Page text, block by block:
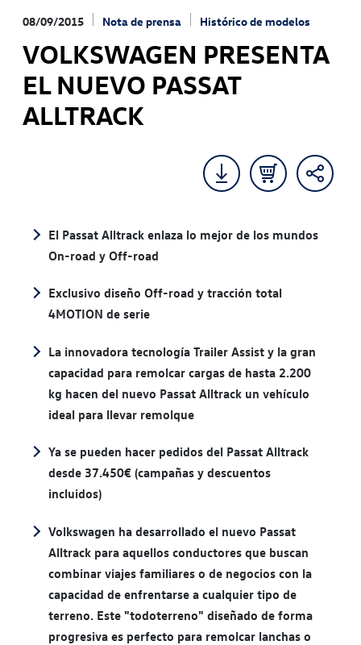
08/09/2015 Nota de prensa Histórico de modelos
VOLKSWAGEN PRESENTA
EL NUEVO PASSAT
ALLTRACK
El Passat Alltrack enlaza lo mejor de los mundos
On-road y Off-road
Exclusivo diseño Off-road y tracción total
4MOTION de serie
La innovadora tecnología Trailer Assist y la gran
capacidad para remolcar cargas de hasta 2.200
kg hacen del nuevo Passat Alltrack un vehículo
ideal para llevar remolque
Ya se pueden hacer pedidos del Passat Alltrack
desde 37.450€ (campañas y descuentos
incluidos)
Volkswagen ha desarrollado el nuevo Passat
Alltrack para aquellos conductores que buscan
combinar viajes familiares o de negocios con la
capacidad de enfrentarse a cualquier tipo de
terreno. Este "todoterreno" diseñado de forma
progresiva es perfecto para remolcar lanchas o